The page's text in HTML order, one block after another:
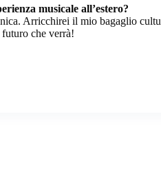
musicale all’estero?
Arricchirei il mio bagaglio
che verrà!